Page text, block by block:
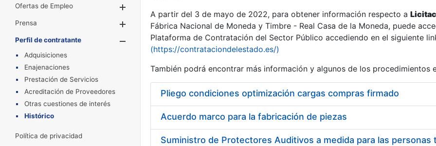
Ofertas de Empleo
Prensa
Mostrar/Ocultar
Perfil de contratante
Mostrar/Ocultar
Adquisiciones
Enajenaciones
Prestación de Servicios
Acreditación de Proveedores
Otras cuestiones de interés
Histórico
Política de privacidad
A partir del 3 de mayo de 2022, para obtener información respecto a
Fábrica Nacional de Moneda y Timbre - Real Casa de la Moneda, puede
Plataforma de Contratación del Sector Público accediendo en el siguiente
(https://contrataciondelestado.es/)
También podrá encontrar más información y algunos de los procedimientos
Pliego condiciones optimización cargas compras firmado
Acuerdo marco para la fabricación de piezas